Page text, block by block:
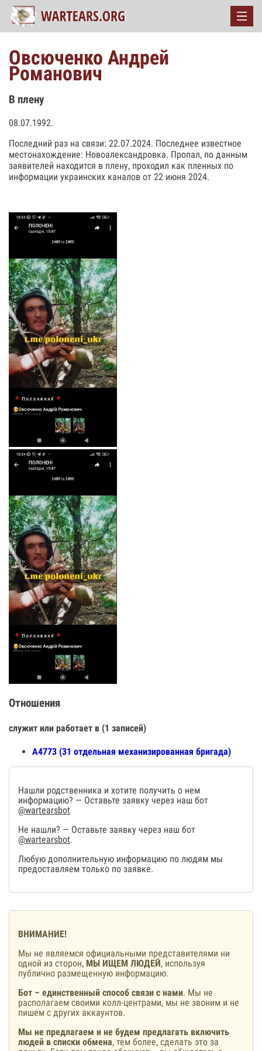
Овсюченко Андрей
Романович
В плену
08.07.1992.
Последний раз на связи: 22.07.2024. Последнее известное
местонахождение: Новоалександровка. Пропал, по данным
заявителей находится в плену, проходил как пленных по
информации украинских каналов от 22 июня 2024.
Отношения
служит или работает в (1 записей)
А4773 (31 отдельная механизированная бригада)
Нашли родственника и хотите получить о нем
информацию? — Оставьте заявку через наш бот
@wartearsbot
Не нашли? — Оставьте заявку через наш бот
@wartearsbot.
Любую дополнительную информацию по людям мы
предоставляем только по заявке.
ВНИМАНИЕ!
Мы не являемся официальными представителями ни
одной из сторон, МЫ ИЩЕМ ЛЮДЕЙ, используя
публично размещенную информацию.
Бот – единственный способ связи с нами. Мы не
располагаем своими колл-центрами, мы не звоним и не
пишем с других аккаунтов.
Мы не предлагаем и не будем предлагать включить
людей в списки обмена, тем более, сделать это за